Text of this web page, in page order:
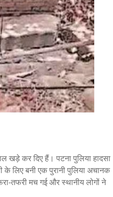
खड़े कर दिए हैं। पटना पुलिया हादसा
लिए बनी एक पुरानी पुलिया अचानक
तफरी मच गई और स्थानीय लोगों ने